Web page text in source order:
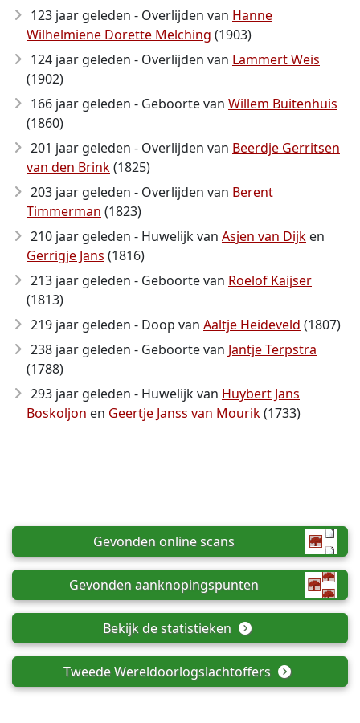
123 jaar geleden - Overlijden van Hanne
Wilhelmiene Dorette Melching (1903)
124 jaar geleden - Overlijden van Lammert Weis
(1902)
166 jaar geleden - Geboorte van Willem Buitenhuis
(1860)
201 jaar geleden - Overlijden van Beerdje Gerritsen
van den Brink(1825)
203 jaar geleden - Overlijden van Berent
Timmerman (1823)
210 jaar geleden - Huwelijk van Asjen van Dijk en
Gerrigje Jans (1816)
213 jaar geleden - Geboorte van Roelof Kaijser
(1813)
219 jaar geleden - Doop van Aaltje Heideveld (1807)
238 jaar geleden - Geboorte van Jantje Terpstra
(1788)
293 jaar geleden - Huwelijk van Huybert Jans
Boskoljon en Geertje Janss van Mourik(1733)
Gevonden online scans
Gevonden aanknopingspunten
Bekijk de statistieken
Tweede Wereldoorlogslachtoffers